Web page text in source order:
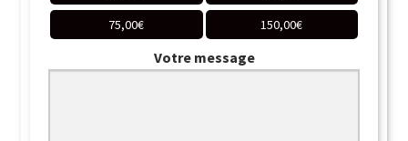
75,00€ 150,00€
Votre message